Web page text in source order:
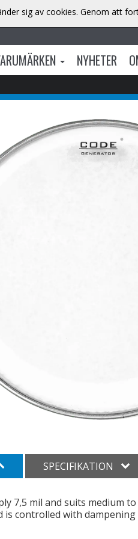
NYHETER
SPECIFIKATION
7,5 mil and suits medium
is controlled with
sig av cookies. Genom att